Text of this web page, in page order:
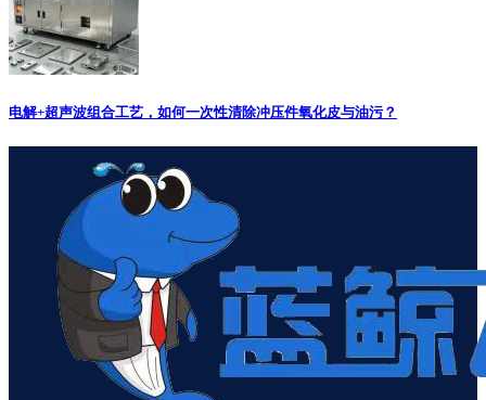
电解+超声波组合工艺，如何一次性清除冲压件氧化皮与油污？